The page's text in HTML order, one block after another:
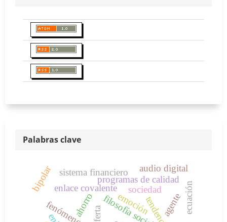
Palabras clave
sociedad
filosofía social
enlace covalente
programas de calidad
sistema financiero
ahorrooferta agente
audio digital
ecuación
bipolar
emoción